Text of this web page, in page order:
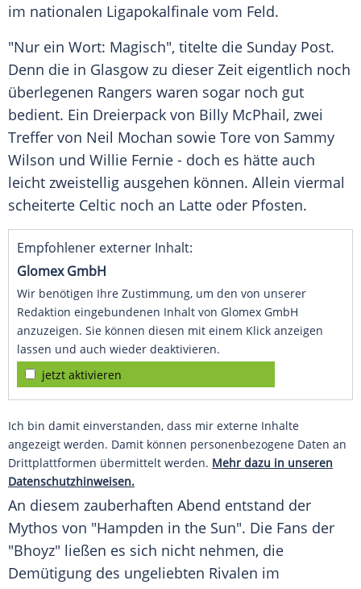
im nationalen Ligapokalfinale vom Feld.
"Nur ein Wort: Magisch", titelte die Sunday Post.
Denn die in Glasgow zu dieser Zeit eigentlich noch
überlegenen Rangers waren sogar noch gut
bedient. Ein Dreierpack von Billy McPhail, zwei
Treffer von Neil Mochan sowie Tore von Sammy
Wilson und Willie Fernie - doch es hätte auch
leicht zweistellig ausgehen können. Allein viermal
scheiterte Celtic noch an Latte oder Pfosten.
Empfohlener externer Inhalt:
Glomex GmbH
Wir benötigen Ihre Zustimmung, um den von unserer
Redaktion eingebundenen Inhalt von Glomex GmbH
anzuzeigen. Sie können diesen mit einem Klick anzeigen
lassen und auch wieder deaktivieren.
jetzt aktivieren
Ich bin damit einverstanden, dass mir externe Inhalte
angezeigt werden. Damit können personenbezogene Daten an
Drittplattformen übermittelt werden. Mehr dazu in unseren
Datenschutzhinweisen.
An diesem zauberhaften Abend entstand der
Mythos von "Hampden in the Sun". Die Fans der
"Bhoyz" ließen es sich nicht nehmen, die
Demütigung des ungeliebten Rivalen im